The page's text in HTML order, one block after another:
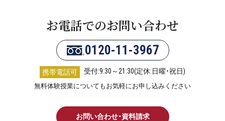
お電話でのお問い合わせ
0120-11-3967
携帯電話可 受付:9:30～21:30(定休:日曜・祝日)
無料体験授業についてもお気軽にお申し込みください
お問い合わせ・資料請求